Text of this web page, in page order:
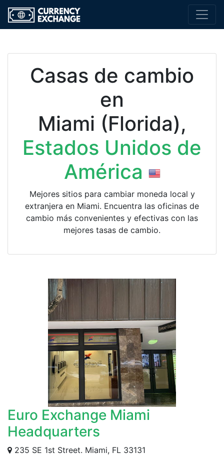
Casas de cambio
en
Miami (Florida),
Estados Unidos de
América
Mejores sitios para cambiar moneda local y
extranjera en Miami. Encuentra las oficinas de
cambio más convenientes y efectivas con las
mejores tasas de cambio.
Euro Exchange Miami
Headquarters
235 SE 1st Street. Miami, FL 33131